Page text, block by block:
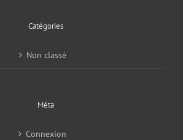
Catégories
Non classé
Méta
Connexion